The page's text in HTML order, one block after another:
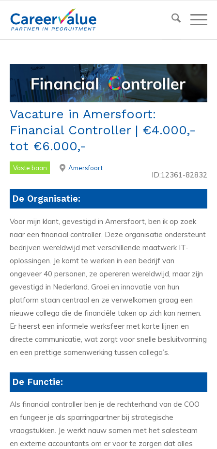
Vacature in Amersfoort:
Financial Controller | €4.000,-
tot €6.000,-
Vaste baan Amersfoort
ID:12361-82832
De Organisatie:
Voor mijn klant, gevestigd in Amersfoort, ben ik op zoek
naar een financial controller. Deze organisatie ondersteunt
bedrijven wereldwijd met verschillende maatwerk IT-
oplossingen. Je komt te werken in een bedrijf van
ongeveer 40 personen, ze opereren wereldwijd, maar zijn
gevestigd in Nederland. Groei en innovatie van hun
platform staan centraal en ze verwelkomen graag een
nieuwe collega die de financiële taken op zich kan nemen.
Er heerst een informele werksfeer met korte lijnen en
directe communicatie, wat zorgt voor snelle besluitvorming
en een prettige samenwerking tussen collega’s.
De Functie:
Als financial controller ben je de rechterhand van de COO
en fungeer je als sparringpartner bij strategische
vraagstukken. Je werkt nauw samen met het salesteam
en externe accountants om er voor te zorgen dat alles